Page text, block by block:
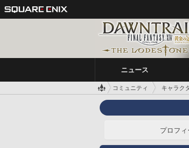
ニュース
コミュニティ キャラク
プロフィ